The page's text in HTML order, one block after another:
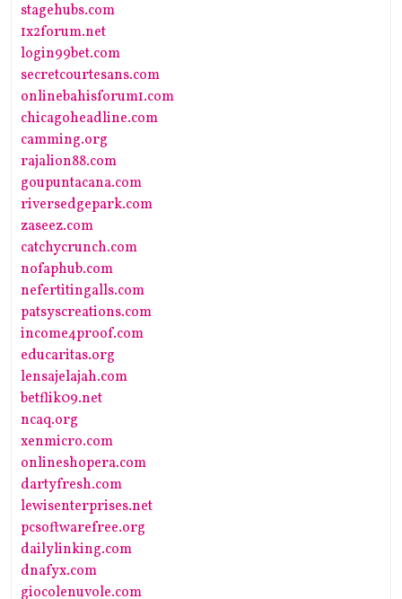
stagehubs.com
1x2forum.net
login99bet.com
secretcourtesans.com
onlinebahisforum1.com
chicagoheadline.com
camming.org
rajalion88.com
goupuntacana.com
riversedgepark.com
zaseez.com
catchycrunch.com
nofaphub.com
nefertitingalls.com
patsyscreations.com
income4proof.com
educaritas.org
lensajelajah.com
betflik09.net
ncaq.org
xenmicro.com
onlineshopera.com
dartyfresh.com
lewisenterprises.net
pcsoftwarefree.org
dailylinking.com
dnafyx.com
giocolenuvole.com